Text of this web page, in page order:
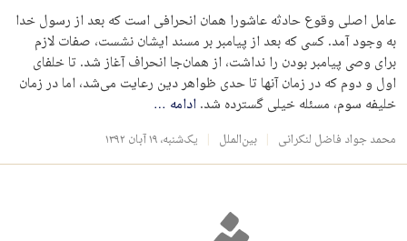
عامل اصلی وقوع حادثه عاشورا همان انحرافی است که بعد از رسول خدا
به وجود آمد. کسی ‌که بعد از پیامبر بر مسند ایشان نشست، صفات لازم
برای وصی پیامبر بودن را نداشت، از همان‌جا انحراف آغاز شد. تا خلفای
اول و دوم که در زمان آنها تا حدی ظواهر دین رعایت می‌شد، اما در زمان
خلیفه سوم، مسئله خیلی گسترده شد.ادامه …
محمد جواد فاضل لنکرانی بین‌الملل یک‌شنبه، ۱۹ آبان ۱۳۹۲